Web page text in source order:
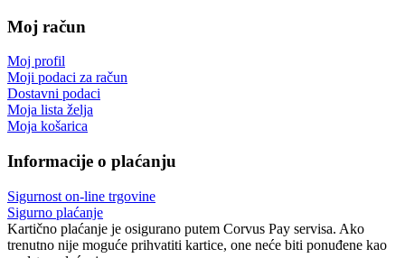
Moj račun
Moj profil
Moji podaci za račun
Dostavni podaci
Moja lista želja
Moja košarica
Informacije o plaćanju
Sigurnost on-line trgovine
Sigurno plaćanje
Kartično plaćanje je osigurano putem Corvus Pay servisa. Ako
trenutno nije moguće prihvatiti kartice, one neće biti ponuđene kao